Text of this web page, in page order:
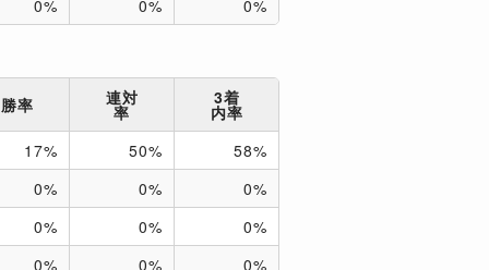
0%
0% 0%
勝率 連対
率
3着
内率
17%
50%
58%
0%
0%
0%
0%
0%
0%
0%
0% 0%